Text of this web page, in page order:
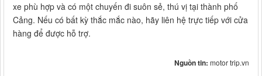
xe phù hợp và có một chuyến đi suôn sẻ, thú vị tại thành phố
Cảng. Nếu có bất kỳ thắc mắc nào, hãy liên hệ trực tiếp với cửa
hàng để được hỗ trợ.
Nguồn tin: motor trip.vn